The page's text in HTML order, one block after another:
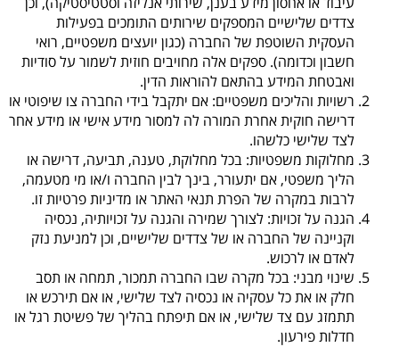
צדדים שלישיים המספקים שירותים התומכים בפעילות
העסקית השוטפת של החברה (כגון יועצים משפטיים, רואי
חשבון וכדומה). ספקים אלה מחויבים חוזית לשמור על סודיות
ואבטחת המידע בהתאם להוראות הדין.
רשויות והליכים משפטיים: אם יתקבל בידי החברה צו שיפוטי או
דרישה חוקית אחרת המורה לה למסור מידע אישי או מידע אחר
לצד שלישי כלשהו.
מחלוקות משפטיות: בכל מחלוקת, טענה, תביעה, דרישה או
הליך משפטי, אם יתעורר, בינך לבין החברה ו/או מי מטעמה,
לרבות במקרה של הפרת תנאי האתר או מדיניות פרטיות זו.
הגנה על זכויות: לצורך שמירה והגנה על זכויותיה, נכסיה
וקניינה של החברה או של צדדים שלישיים, וכן למניעת נזק
לאדם או לרכוש.
שינוי מבני: בכל מקרה שבו החברה תמכור, תמחה או תסב
חלק או את כל עסקיה או נכסיה לצד שלישי, או אם תירכש או
תתמזג עם צד שלישי, או אם תיפתח בהליך של פשיטת רגל או
חדלות פירעון.